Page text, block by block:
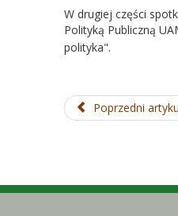
W drugiej części
Polityką Publiczną
polityka".
Poprzedni